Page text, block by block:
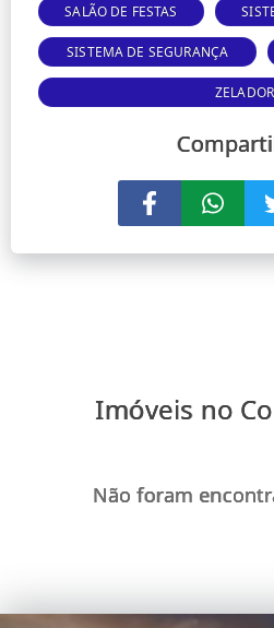
SALÃO DE FESTAS
SISTEMA DE SEGURANÇA
ZELADOR
Imóveis no
Não foram